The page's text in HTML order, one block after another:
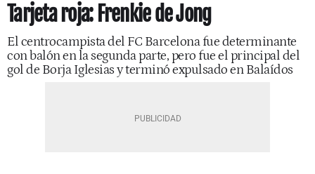
Tarjeta roja: Frenkie de Jong
El centrocampista del FC Barcelona fue determinante
con balón en la segunda parte, pero fue el principal del
gol de Borja Iglesias y terminó expulsado en Balaídos